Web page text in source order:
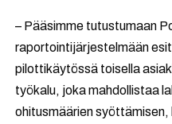
– Pääsimme tutustumaan
raportointijärjestelmään
pilottikäytössä toisella
työkalu, joka mahdollistaa
ohitusmäärien